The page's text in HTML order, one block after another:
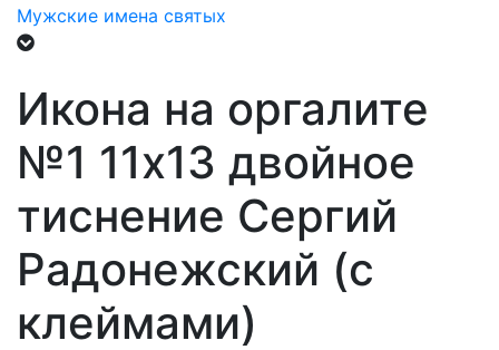
Мужские имена святых
Икона на оргалите
№1 11х13 двойное
тиснение Сергий
Радонежский (с
клеймами)